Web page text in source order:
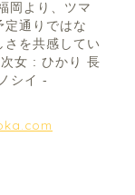
岡より、ツマ
定通りではな
さを共感してい
女 : ひかり 長
シイ -